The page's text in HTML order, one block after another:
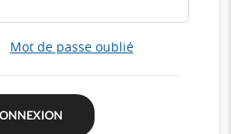
Mot de passe oublié